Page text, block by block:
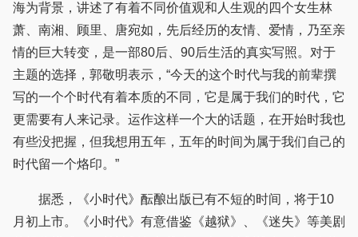
海为背景，讲述了有着不同价值观和人生观的四个女生林
萧、南湘、顾里、唐宛如，先后经历的友情、爱情，乃至亲
情的巨大转变，是一部80后、90后生活的真实写照。对于
主题的选择，郭敬明表示，“今天的这个时代与我的前辈撰
写的一个个时代有着本质的不同，它是属于我们的时代，它
更需要有人来记录。运作这样一个大的话题，在开始时我也
有些没把握，但我想用五年，五年的时间为属于我们自己的
时代留一个烙印。”
据悉，《小时代》酝酿出版已有不短的时间，将于10
月初上市。《小时代》有意借鉴《越狱》、《迷失》等美剧